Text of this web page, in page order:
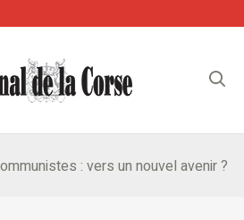
: vers un nouvel avenir ?